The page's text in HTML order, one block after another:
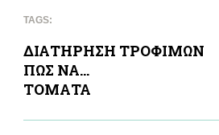
TAGS:
ΔΙΑΤΗΡΗΣΗ ΤΡΟΦΙΜΩΝ
ΠΩΣ ΝΑ...
ΤΟΜAΤΑ